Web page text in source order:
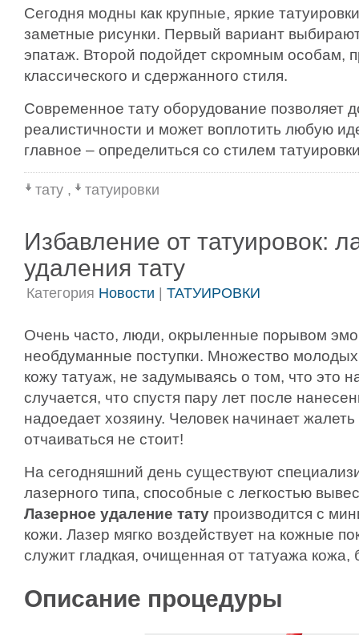
Сегодня модны как крупные, яркие
заметные рисунки. Первый вариант
эпатаж. Второй подойдет скромным особам,
классического и сдержанного стиля.
Современное тату оборудование позволяет
реалистичности и может воплотить любую
главное – определиться со стилем
тату , татуировки
Избавление от татуировок:
удаления тату
Категория Новости ТАТУИРОВКИ
Очень часто, люди, окрыленные порывом
необдуманные поступки. Множество
кожу татуаж, не задумываясь о том, что это
случается, что спустя пару лет после
надоедает хозяину. Человек начинает
отчаиваться не стоит!
На сегодняшний день существуют
лазерного типа, способные с легкостью
Лазерное удаление тату производится с
кожи. Лазер мягко воздействует на кожные
служит гладкая, очищенная от татуажа кожа,
Описание процедуры